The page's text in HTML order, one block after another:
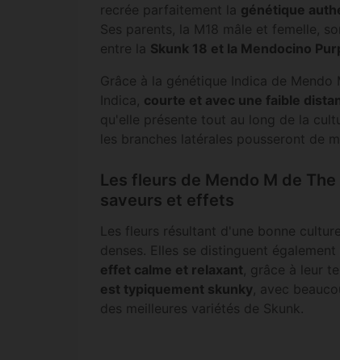
recrée parfaitement la génétique
Ses parents, la M18 mâle et femelle,
entre la Skunk 18 et la Mendocino
Grâce à la génétique Indica de
Indica, courte et avec une faible
qu'elle présente tout au long de la
les branches latérales pousseront de
Les fleurs de Mendo M de
saveurs et effets
Les fleurs résultant d'une bonne
denses. Elles se distinguent
effet calme et relaxant, grâce à leur
est typiquement skunky, avec
des meilleures variétés de Skunk.